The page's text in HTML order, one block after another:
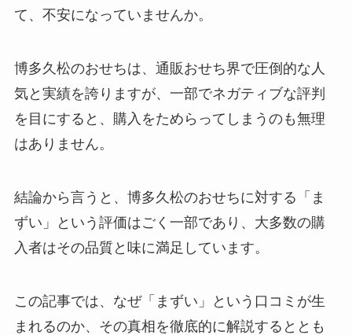
て、不安になっていませんか。
博多久松のおせちは、通販おせち界で圧倒的な人
気と実績を誇りますが、一部でネガティブな評判
を目にすると、購入をためらってしまうのも無理
はありません。
結論から言うと、博多久松のおせちに対する「ま
ずい」という評価はごく一部であり、大多数の購
入者はその品質と味に満足しています。
この記事では、なぜ「まずい」という口コミが生
まれるのか、その真相を徹底的に解説するととも